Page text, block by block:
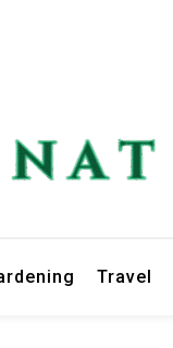
Travel